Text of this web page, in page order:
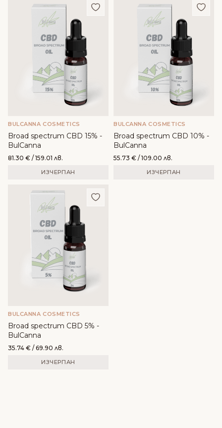
Добави в любими
BULCANNA COSMETICS
Broad spectrum CBD 15% -
BulCanna
81.30 € / 159.01 лв.
ИЗЧЕРПАН
BULCANNA COSMETICS
Broad spectrum CBD 10% -
BulCanna
55.73 € / 109.00 лв.
ИЗЧЕРПАН
Добави в любими
BULCANNA COSMETICS
Broad spectrum CBD 5% -
BulCanna
35.74 € / 69.90 лв.
ИЗЧЕРПАН